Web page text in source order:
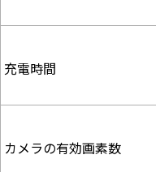
充電時間
カメラの有効画素数